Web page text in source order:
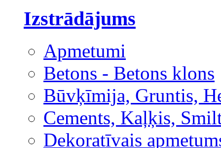
Izstrādājums
Apmetumi
Betons - Betons klons
Būvķīmija, Gruntis,
Cements, Kaļķis,
Dekoratīvais